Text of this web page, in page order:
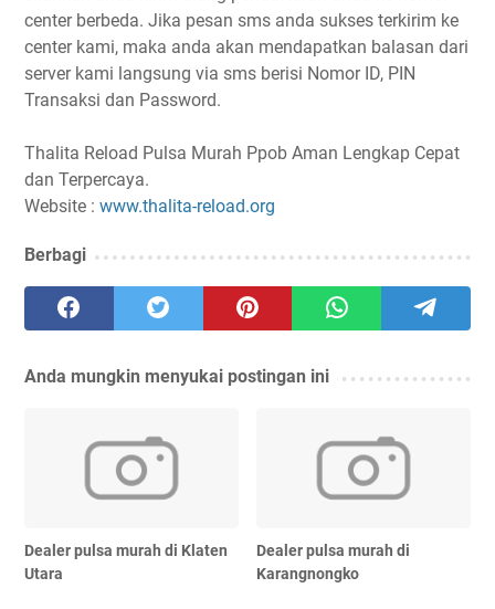
center berbeda. Jika pesan sms anda sukses terkirim ke
center kami, maka anda akan mendapatkan balasan dari
server kami langsung via sms berisi Nomor ID, PIN
Transaksi dan Password.
Thalita Reload Pulsa Murah Ppob Aman Lengkap Cepat
dan Terpercaya.
Website : www.thalita-reload.org
Berbagi
Anda mungkin menyukai postingan ini
Dealer pulsa murah di Klaten
Utara
Dealer pulsa murah di
Karangnongko